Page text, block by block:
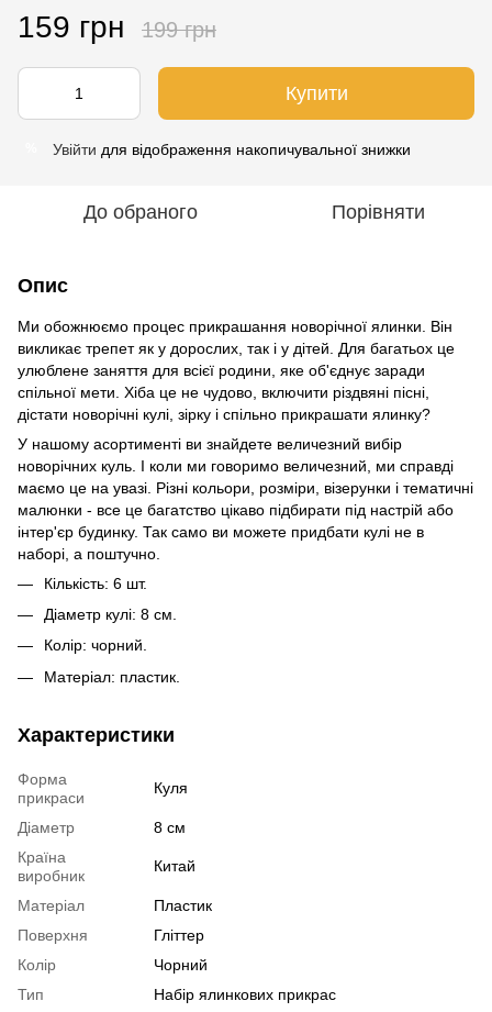
159 грн 199 грн
Купити
Увійти для відображення накопичувальної знижки
До обраного Порівняти
Опис
Ми обожнюємо процес прикрашання новорічної ялинки. Він
викликає трепет як у дорослих, так і у дітей. Для багатьох це
улюблене заняття для всієї родини, яке об'єднує заради
спільної мети. Хіба це не чудово, включити різдвяні пісні,
дістати новорічні кулі, зірку і спільно прикрашати ялинку?
У нашому асортименті ви знайдете величезний вибір
новорічних куль. І коли ми говоримо величезний, ми справді
маємо це на увазі. Різні кольори, розміри, візерунки і тематичні
малюнки - все це багатство цікаво підбирати під настрій або
інтер'єр будинку. Так само ви можете придбати кулі не в
наборі, а поштучно.
Кількість: 6 шт.
Діаметр кулі: 8 см.
Колір: чорний.
Матеріал: пластик.
Характеристики
Форма
прикраси
Куля
Діаметр
8 см
Країна
виробник
Китай
Матеріал
Пластик
Поверхня
Гліттер
Колір
Чорний
Тип
Набір ялинкових прикрас